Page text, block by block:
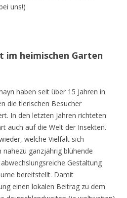
uns!)
heimischen Garten
haben seit über 15 Jahren in
die tierischen Besucher
In den letzten Jahren richteten
auch auf die Welt der Insekten.
welche Vielfalt sich
ganzjährig blühende
Gestaltung
bereitstellt. Damit
einen lokalen Beitrag zu dem